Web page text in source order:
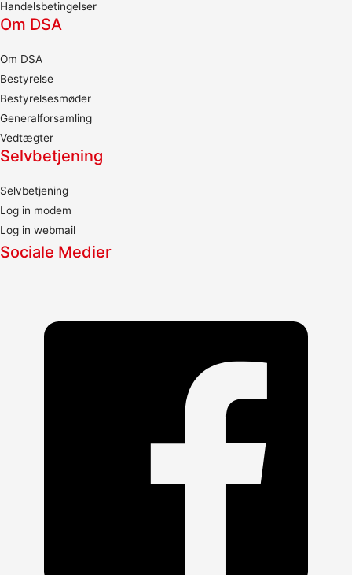
Handelsbetingelser
Om DSA
Om DSA
Bestyrelse
Bestyrelsesmøder
Generalforsamling
Vedtægter
Selvbetjening
Selvbetjening
Log in modem
Log in webmail
Sociale Medier